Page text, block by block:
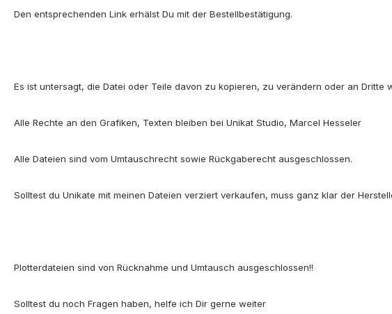
Den entsprechenden Link erhälst Du mit der Bestellbestätigung.
Es ist untersagt, die Datei oder Teile davon zu kopieren, zu verändern oder an Dritte
Alle Rechte an den Grafiken, Texten bleiben bei Unikat Studio, Marcel Hesseler
Alle Dateien sind vom Umtauschrecht sowie Rückgaberecht ausgeschlossen.
Solltest du Unikate mit meinen Dateien verziert verkaufen, muss ganz klar der
Plotterdateien sind von Rücknahme und Umtausch ausgeschlossen!!
Solltest du noch Fragen haben, helfe ich Dir gerne weiter